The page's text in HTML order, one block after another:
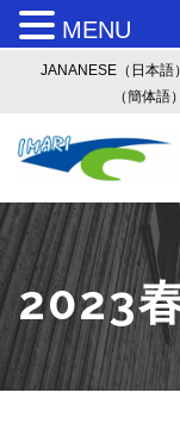
JANANESE（日本語）
（簡体語）
2023
MENU